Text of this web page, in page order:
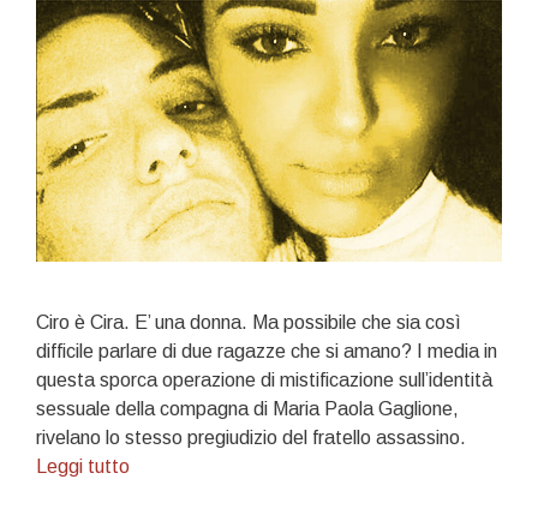
Ciro è Cira. E’ una donna. Ma possibile che sia così
difficile parlare di due ragazze che si amano? I media in
questa sporca operazione di mistificazione sull’identità
sessuale della compagna di Maria Paola Gaglione,
rivelano lo stesso pregiudizio del fratello assassino.
Leggi tuttoDottor